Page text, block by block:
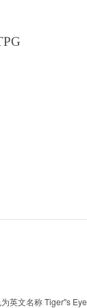
英文名称 Tiger''s